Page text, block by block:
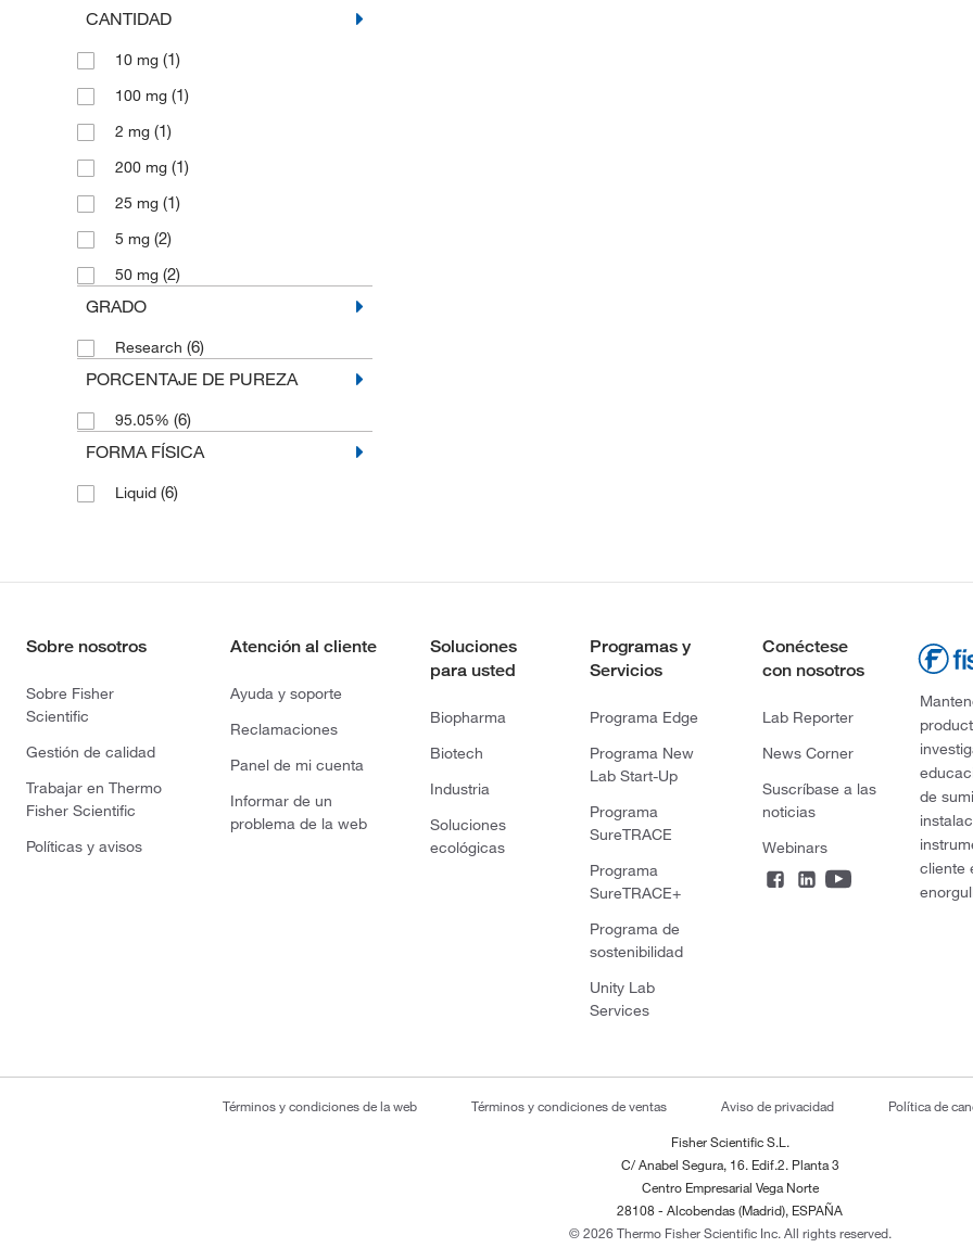
CANTIDAD
10 mg (1)
100 mg (1)
2 mg (1)
200 mg (1)
25 mg (1)
5 mg (2)
50 mg (2)
GRADO
Research (6)
PORCENTAJE DE PUREZA
95.05% (6)
FORMA FÍSICA
Liquid (6)
Sobre nosotros
Sobre Fisher
Scientific
Gestión de calidad
Trabajar en Thermo
Fisher Scientific
Políticas y avisos
Atención al cliente
Ayuda y soporte
Reclamaciones
Panel de mi cuenta
Informar de un
problema de la web
Soluciones
para usted
Biopharma
Biotech
Industria
Soluciones
ecológicas
Programas y
Servicios
Programa Edge
Programa New
Lab Start-Up
Programa
SureTRACE
Programa
SureTRACE+
Programa de
sostenibilidad
Unity Lab
Services
Conéctese
con nosotros
Lab Reporter
News Corner
Suscríbase a las
noticias
Webinars
de
cliente
Términos y condiciones de la web Términos y condiciones de ventas Aviso de privacidad Política de
Fisher Scientific S.L.
C/ Anabel Segura, 16. Edif.2. Planta 3
Centro Empresarial Vega Norte
28108 - Alcobendas (Madrid), ESPAÑA
© 2026 Thermo Fisher Scientific Inc. All rights reserved.